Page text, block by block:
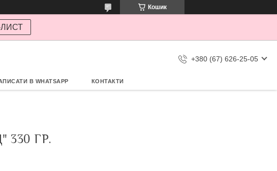
Кошик
+380 (67) 626-25-05
В WHATSAPP КОНТАКТИ
ГР.